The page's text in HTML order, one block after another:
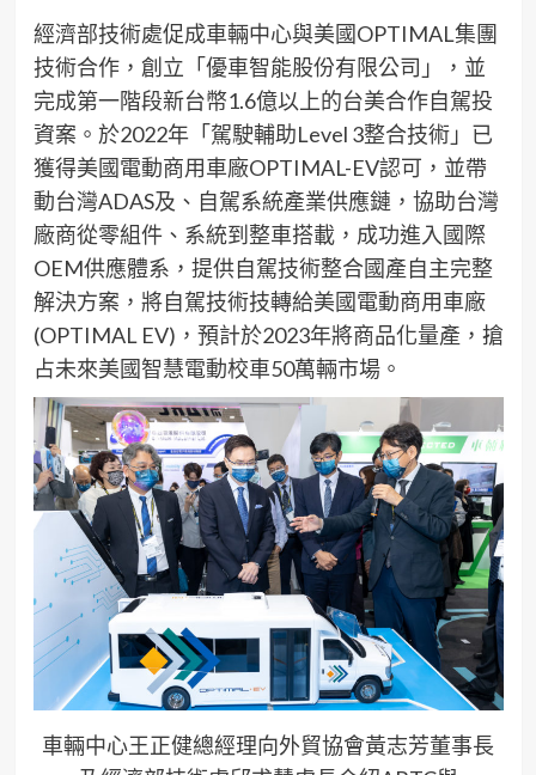
經濟部技術處促成車輛中心與美國OPTIMAL集團
技術合作，創立「優車智能股份有限公司」，並
完成第一階段新台幣1.6億以上的台美合作自駕投
資案。於2022年「駕駛輔助Level 3整合技術」已
獲得美國電動商用車廠OPTIMAL-EV認可，並帶
動台灣ADAS及、自駕系統產業供應鏈，協助台灣
廠商從零組件、系統到整車搭載，成功進入國際
OEM供應體系，提供自駕技術整合國產自主完整
解決方案，將自駕技術技轉給美國電動商用車廠
(OPTIMAL EV)，預計於2023年將商品化量產，搶
占未來美國智慧電動校車50萬輛市場。
車輛中心王正健總經理向外貿協會黃志芳董事長